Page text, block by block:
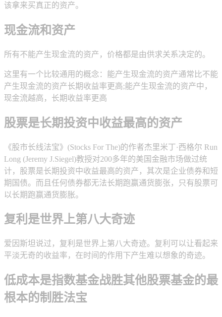
该拿来买真正的资产。
现金流和资产
所有不能产生现金流的资产，价格都是由供求关系决定的。
这里有一个比较通用的概念：能产生现金流的资产通常比不能
产生现金流的资产长期收益率更高;能产生现金流的资产中，
现金流越高，长期收益率更高
股票是长期投资中收益最高的资产
《股市长线法宝》(Stocks For The)的作者杰里米丁·西格尔 Run
Long (Jeremy J.Siegel)教授对200多年的美国金融市场做过统
计，股票是长期投资中收益最高的资产，其次是企业债券和短
期国债。而且任何债券都无法长期跑赢通货膨张，只有股票可
以长期跑赢通货膨胀。
复利是世界上第八大奇迹
爱因斯坦说过，复利是世界上第八大奇迹。复利可以让看起来
平淡无奇的收益率，在时间的作用下产生难以想象的奇迹。
低成本是指数基金战胜其他股票基金的最
根本的制胜法宝